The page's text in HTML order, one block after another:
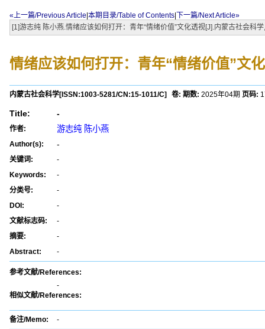
«上一篇/Previous Article 本期目录/Table of Contents
下一篇/Next Article»
[1]游志纯 陈小燕.情绪应该如何打开：青年“情绪价值”文化透视[J].内蒙古社会科
情绪应该如何打开：青年“情绪价值”文
内蒙古社会科学[ISSN:1003-5281/CN:15-1011/C] 卷: 期数: 2025年04期 页码:
Title: -
作者: 游志纯 陈小燕
Author(s): -
关键词:
-
Keywords:
-
分类号:
-
DOI:
-
文献标志码:
-
摘要:
-
Abstract:
-
参考文献/References:
-
相似文献/References:
备注/Memo: -